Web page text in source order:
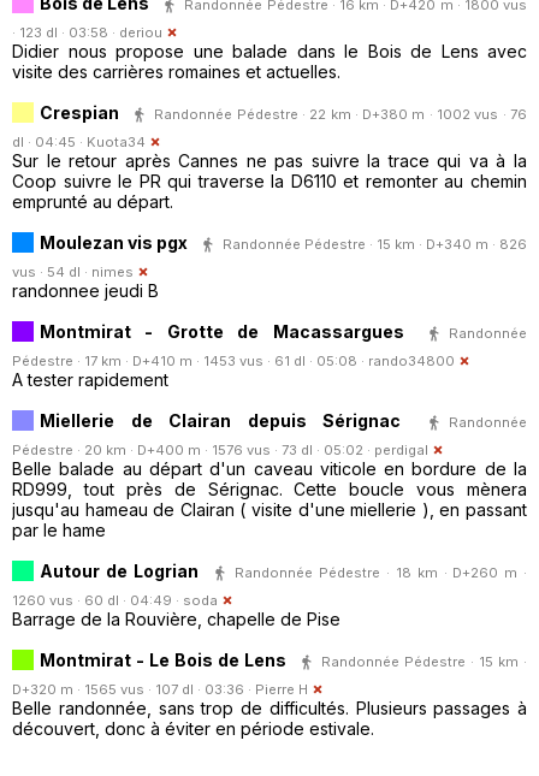
Randonnée Pédestre · 16 km · D+420 m · 1800 vus
· 123 dl · 03:58 · deriou
Didier nous propose une balade dans le Bois de Lens avec
visite des carrières romaines et actuelles.
Crespian
Randonnée Pédestre · 22 km · D+380 m · 1002 vus · 76
dl · 04:45 · Kuota34
Sur le retour après Cannes ne pas suivre la trace qui va à la
Coop suivre le PR qui traverse la D6110 et remonter au chemin
emprunté au départ.
Moulezan vis pgx
Randonnée Pédestre · 15 km · D+340 m · 826
vus · 54 dl · nimes
randonnee jeudi B
Montmirat - Grotte de Macassargues
Randonnée
Pédestre · 17 km · D+410 m · 1453 vus · 61 dl · 05:08 · rando34800
A tester rapidement
Miellerie de Clairan depuis Sérignac
Randonnée
Pédestre · 20 km · D+400 m · 1576 vus · 73 dl · 05:02 · perdigal
Belle balade au départ d'un caveau viticole en bordure de la
RD999, tout près de Sérignac. Cette boucle vous mènera
jusqu'au hameau de Clairan ( visite d'une miellerie ), en passant
par le hame
Autour de Logrian
Randonnée Pédestre · 18 km · D+260 m ·
1260 vus · 60 dl · 04:49 · soda
Barrage de la Rouvière, chapelle de Pise
Montmirat - Le Bois de Lens
Randonnée Pédestre · 15 km ·
D+320 m · 1565 vus · 107 dl · 03:36 · Pierre H
Belle randonnée, sans trop de difficultés. Plusieurs passages à
découvert, donc à éviter en période estivale.